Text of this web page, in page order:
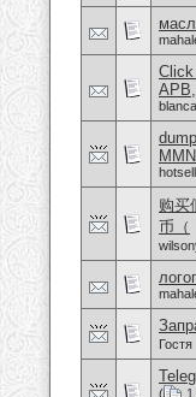
Click
购买
币（
Гостя
( 1